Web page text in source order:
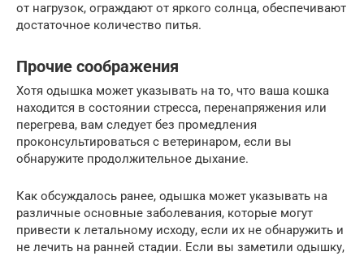
от нагрузок, ограждают от яркого солнца, обеспечивают
достаточное количество питья.
Прочие соображения
Хотя одышка может указывать на то, что ваша кошка
находится в состоянии стресса, перенапряжения или
перегрева, вам следует без промедления
проконсультироваться с ветеринаром, если вы
обнаружите продолжительное дыхание.
Как обсуждалось ранее, одышка может указывать на
различные основные заболевания, которые могут
привести к летальному исходу, если их не обнаружить и
не лечить на ранней стадии. Если вы заметили одышку,